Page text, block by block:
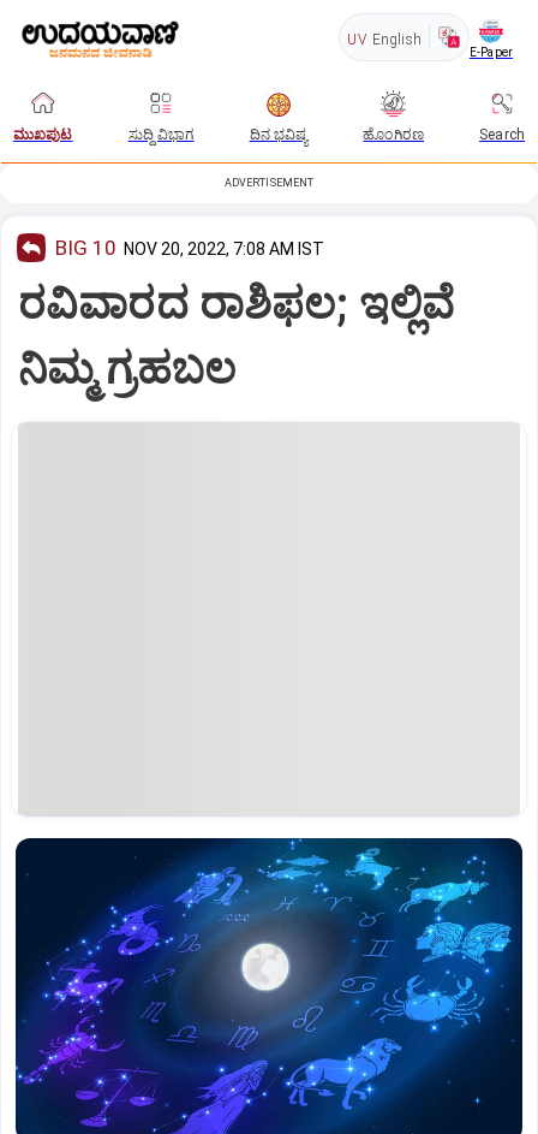
UV English
E-Paper
ಮುಖಪುಟ ಸುದ್ದಿ ವಿಭಾಗ ದಿನ ಭವಿಷ್ಯ ಹೊಂಗಿರಣ Search
ADVERTISEMENT
BIG 10 NOV 20, 2022, 7:08 AM IST
ರವಿವಾರದ ರಾಶಿಫಲ; ಇಲ್ಲಿವೆ
ನಿಮ್ಮ ಗ್ರಹಬಲ